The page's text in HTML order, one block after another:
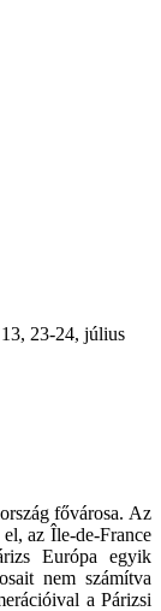
23-24, július
fővárosa. Az
az Île-de-France
Európa egyik
nem számítva
a Párizsi